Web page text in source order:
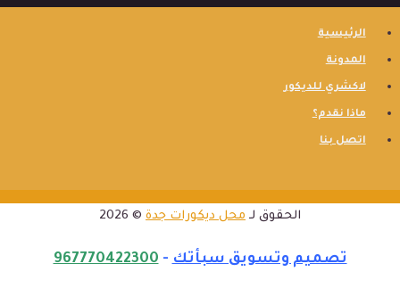
الرئيسية
المدونة
لاكشري للديكور
ماذا نقدم؟
اتصل بنا
الحقوق لـ محل ديكورات جدة © 2026
تصميم وتسويق سبأتك-
967770422300